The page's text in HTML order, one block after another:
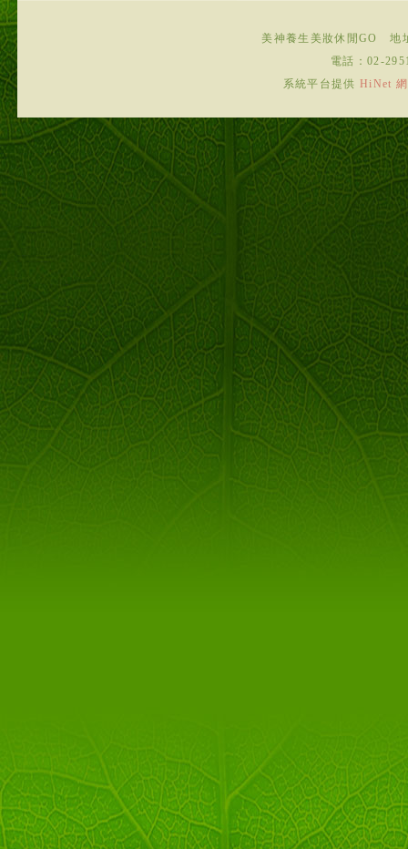
美神養生美妝休閒GO
地
電話： 02-
系統平台提供HiNet